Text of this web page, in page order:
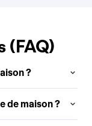
(FAQ)
?
de maison ?